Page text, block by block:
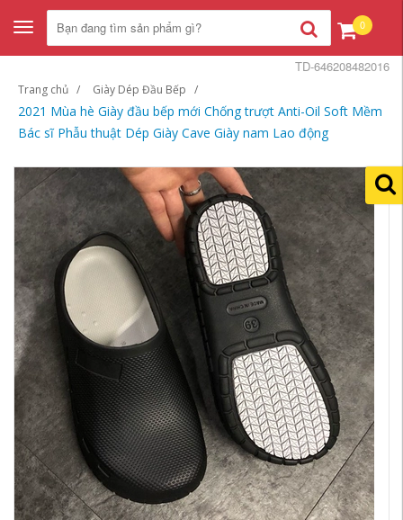
Toggle
navigation
0
Trang chủ Giày Dép Đầu Bếp
2021 Mùa hè Giày đầu bếp mới Chống trượt Anti-Oil Soft Mềm
Bác sĩ Phẫu thuật Dép Giày Cave Giày nam Lao động
TD-646208482016